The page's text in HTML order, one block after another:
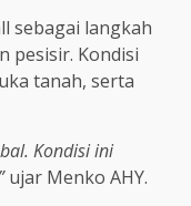
sebagai langkah
pesisir. Kondisi
tanah, serta
Kondisi ini
ujar Menko AHY.